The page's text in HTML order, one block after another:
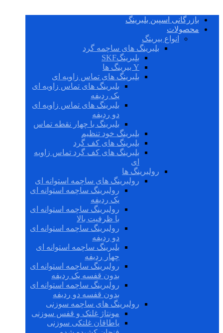
بازرگانی اسپین بلبرینگ
محصولات
انواع بیرینگ
بلبرینگ های ساچمه گرد
بلبرینگSKF
Y بیرینگ ها
بلبرینگ های تماس زاویه ای
بلبرینگ های تماس زاویه ای
یک ردیفه
بلبرینگ های تماس زاویه ای
دو ردیفه
بلبرینگ با چهار نقطه تماس
بلبرینگ خود تنظیم
بلبرینگ های کف گرد
بلبرینگ های کف گرد تماس زاویه
ای
رولبرینگ ها
رولبرینگ های ساچمه استوانه ای
رولبرینگ ساچمه استوانه ای
یک ردیفه
رولبرینگ ساچمه استوانه ای
با ظرفیت بالا
رولبرینگ ساچمه استوانه ای
دو ردیفه
بلبرینگ ساچمه استوانه ای
چهار ردیفه
رولبرینگ ساچمه استوانه ای
بدون قفسه یک ردیفه
رولبرینگ ساچمه استوانه ای
بدون قفسه دو ردیفه
رولبرینگ های ساچمه سوزنی
مونتاژ غلتک و قفس سوزنی
یاطاقان غلتکی سوزنی